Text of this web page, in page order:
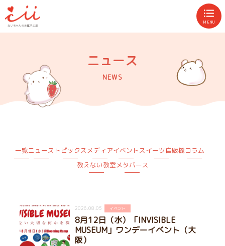
MENU
ニュース
NEWS
一覧ニュース トピックスメディアイベントスイーツ自販機コラム
教えない教室メタバース
2026.08.05 イベント
8月12日（水）「INVISIBLE
MUSEUM」ワンデーイベント（大
阪）